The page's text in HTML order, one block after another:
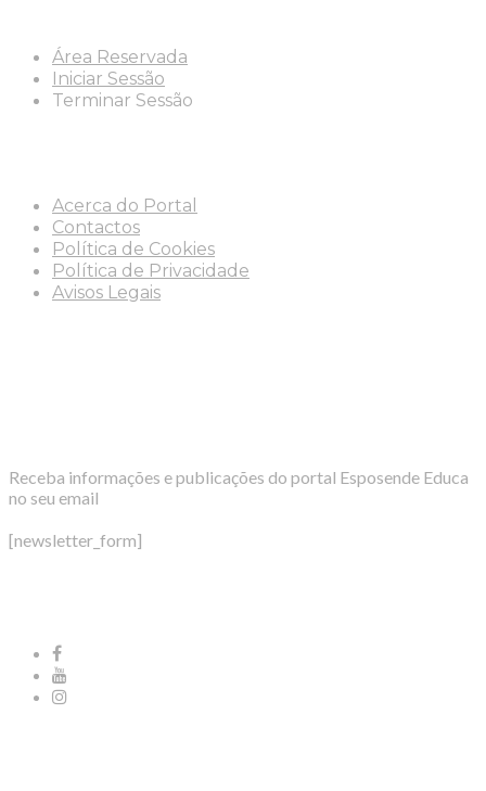
Área Reservada
Iniciar Sessão
Terminar Sessão
Acerca do Portal
Contactos
Política de Cookies
Política de Privacidade
Avisos Legais
Receba informações e publicações do portal Esposende Educa
no seu email
[newsletter_form]